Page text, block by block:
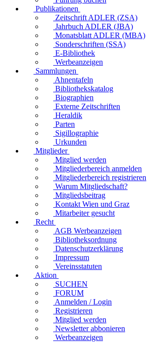
Publikationen
Zeitschrift ADLER (ZSA)
Jahrbuch ADLER (JBA)
Monatsblatt ADLER (MBA)
Sonderschriften (SSA)
E-Bibliothek
Werbeanzeigen
Sammlungen
Ahnentafeln
Bibliothekskatalog
Biographien
Externe Zeitschriften
Heraldik
Parten
Sigillographie
Urkunden
Mitglieder
Mitglied werden
Mitgliederbereich anmelden
Mitgliederbereich registrieren
Warum Mitgliedschaft?
Mitgliedsbeitrag
Kontakt Wien und Graz
Mitarbeiter gesucht
Recht
AGB Werbeanzeigen
Bibliotheksordnung
Datenschutzerklärung
Impressum
Vereinsstatuten
Aktion
SUCHEN
FORUM
Anmelden / Login
Registrieren
Mitglied werden
Newsletter abbonieren
Werbeanzeigen